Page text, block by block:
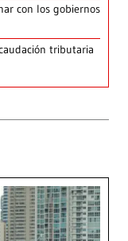
con los gobiernos
tributaria